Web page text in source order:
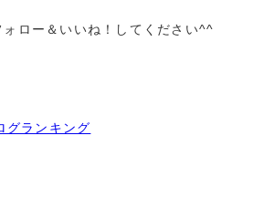
ロー＆いいね！してください^^
グランキング